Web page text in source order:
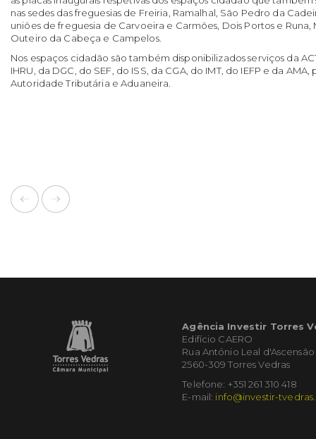
nas sedes das freguesias de Freiria, Ramalhal, São Pedro da
uniões de freguesia de Carvoeira e Carmões, Dois Portos e
Outeiro da Cabeça e Campelos.
Nos espaços cidadão são também disponibilizados serviços da
IHRU, da DGC, do SEF, do ISS, da CGA, do IMT, do IEFP e da
Autoridade Tributária e Aduaneira.
Agência Investir Torres
Edifício CAERO
Rua António Leal d'Ascensão
2560-309 Torres Vedras
Telefone: +351 261 310 418
E-mail: info@investir-